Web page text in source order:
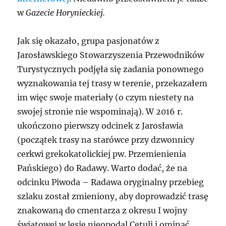
wGazecie Horynieckiej.
Jak się okazało, grupa pasjonatów z
Jarosławskiego Stowarzyszenia Przewodników
Turystycznych podjęła się zadania ponownego
wyznakowania tej trasy w terenie, przekazałem
im więc swoje materiały (o czym niestety na
swojej stronie nie wspominają). W 2016 r.
ukończono pierwszy odcinek z Jarosławia
(początek trasy na starówce przy dzwonnicy
cerkwi grekokatolickiej pw. Przemienienia
Pańskiego) do Radawy. Warto dodać, że na
odcinku Piwoda – Radawa oryginalny przebieg
szlaku został zmieniony, aby doprowadzić trasę
znakowaną do cmentarza z okresu I wojny